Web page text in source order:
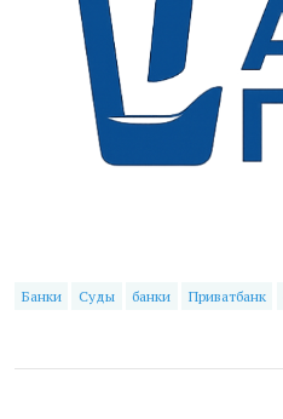
Банки Суды банки Приватбанк